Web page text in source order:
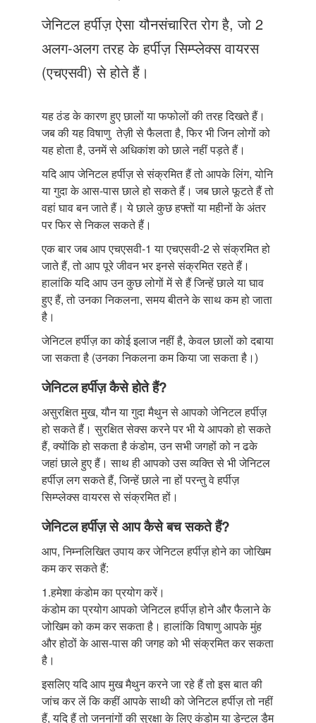
Just Poocho
संपर्क करें
जेनिटल हर्पीज़ ऐसा यौनसंचारित रोग है, जो 2
अलग-अलग तरह के हर्पीज़ सिम्प्लेक्स वायरस
(एचएसवी) से होते हैं।
यह ठंड के कारण हुए छालों या फफोलों की तरह दिखते हैं।
जब की यह विषाणु तेज़ी से फैलता है, फिर भी जिन लोगों को
यह होता है, उनमें से अधिकांश को छाले नहीं पड़ते हैं।
यदि आप जेनिटल हर्पीज़ से संक्रमित हैं तो आपके लिंग, योनि
या गुदा के आस-पास छाले हो सकते हैं। जब छाले फूटते हैं तो
वहां घाव बन जाते हैं। ये छाले कुछ हफ्तों या महीनों के अंतर
पर फिर से निकल सकते हैं।
एक बार जब आप एचएसवी-1 या एचएसवी-2 से संक्रमित हो
जाते हैं, तो आप पूरे जीवन भर इनसे संक्रमित रहते हैं।
हालांकि यदि आप उन कुछ लोगों में से हैं जिन्हें छाले या घाव
हुए हैं, तो उनका निकलना, समय बीतने के साथ कम हो जाता
है।
जेनिटल हर्पीज़ का कोई इलाज नहीं है, केवल छालों को दबाया
जा सकता है (उनका निकलना कम किया जा सकता है।)
जेनिटल हर्पीज़ कैसे होते हैं?
असुरक्षित मुख, यौन या गुदा मैथुन से आपको जेनिटल हर्पीज़
हो सकते हैं। सुरक्षित सेक्स करने पर भी ये आपको हो सकते
हैं, क्योंकि हो सकता है कंडोम, उन सभी जगहों को न ढके
जहां छाले हुए हैं। साथ ही आपको उस व्यक्ति से भी जेनिटल
हर्पीज़ लग सकते हैं, जिन्हें छाले ना हों परन्तु वे हर्पीज़
सिम्प्लेक्स वायरस से संक्रमित हों।
जेनिटल हर्पीज़ से आप कैसे बच सकते हैं?
आप, निम्नलिखित उपाय कर जेनिटल हर्पीज़ होने का जोखिम
कम कर सकते हैं:
1.हमेशा कंडोम का प्रयोग करें।
कंडोम का प्रयोग आपको जेनिटल हर्पीज़ होने और फैलाने के
जोखिम को कम कर सकता है। हालांकि विषाणु आपके मुंह
और होठों के आस-पास की जगह को भी संक्रमित कर सकता
है।
इसलिए यदि आप मुख मैथुन करने जा रहे हैं तो इस बात की
जांच कर लें कि कहीं आपके साथी को जेनिटल हर्पीज़ तो नहीं
हैं, यदि हैं तो जननांगों की सुरक्षा के लिए कंडोम या डेन्टल डैम